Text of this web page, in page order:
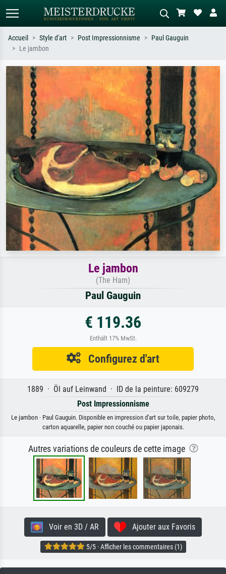
Recherchez par artiste, titre ou style –
ex. Monet, Nuit étoilée,
impressionnisme, vague de Hokusai,
nu.
Décrivez la scène – ex. prairie verte,
abstrait avec beaucoup de rouge,
tableau sombre, nu debout près d'un
Accueil Style d'art Post Impressionnisme
Paul Gauguin
Le jambon
Le jambon
(The Ham)
Paul Gauguin
€ 119.36
Enthält 17% MwSt.
Configurez d'art
1889 · Öl auf Leinwand · ID de la peinture: 609279
Post Impressionnisme
Le jambon · Paul Gauguin. Disponible en impression d'art sur toile, papier photo,
carton aquarelle, papier non couché ou papier japonais.
Autres variations de couleurs de cette image
Voir en 3D / AR Ajouter aux Favoris
5/5 · Afficher les commentaires (1)